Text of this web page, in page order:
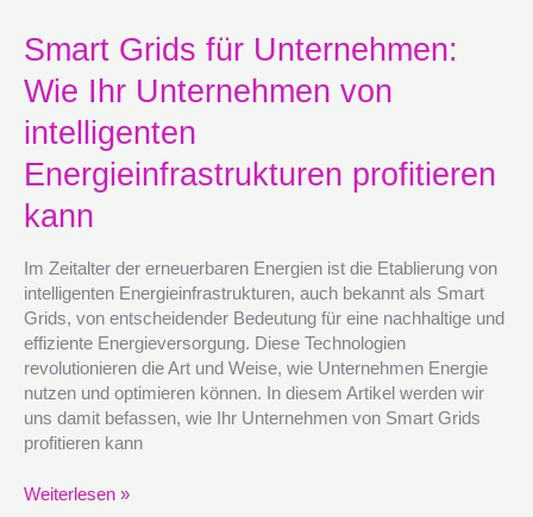
Smart Grids für Unternehmen:
Wie Ihr Unternehmen von
intelligenten
Energieinfrastrukturen profitieren
kann
Im Zeitalter der erneuerbaren Energien ist die Etablierung von
intelligenten Energieinfrastrukturen, auch bekannt als Smart
Grids, von entscheidender Bedeutung für eine nachhaltige und
effiziente Energieversorgung. Diese Technologien
revolutionieren die Art und Weise, wie Unternehmen Energie
nutzen und optimieren können. In diesem Artikel werden wir
uns damit befassen, wie Ihr Unternehmen von Smart Grids
profitieren kann
Smart
Grids
für
Wie
Ihr
Unternehmen
von
Energieinfrastrukturen
profitieren
kann
Weiterlesen »